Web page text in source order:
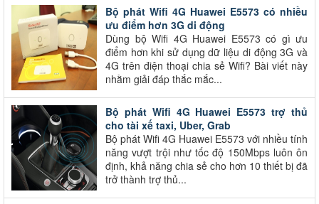
Bộ phát Wifi 4G Huawei E5573 có nhiều
ưu điểm hơn 3G di động
Dùng bộ Wifi 4G Huawei E5573 có gì ưu
điểm hơn khi sử dụng dữ liệu di động 3G và
4G trên điện thoại chia sẻ Wifi? Bài viết này
nhằm giải đáp thắc mắc...
Bộ phát Wifi 4G Huawei E5573 trợ thủ
cho tài xế taxi, Uber, Grab
Bộ phát Wifi 4G Huawei E5573 với nhiều tính
năng vượt trội như tốc độ 150Mbps luôn ôn
định, khả năng chia sẻ cho hơn 10 thiết bị đã
trở thành trợ thủ...